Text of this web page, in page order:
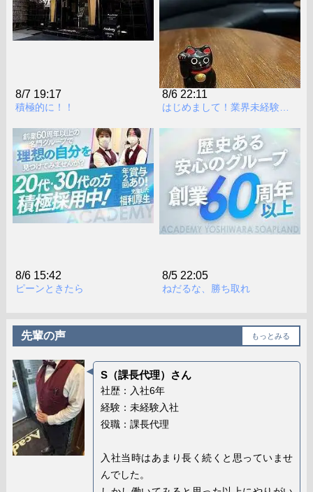
8/7 19:17
積極的に！！
8/6 22:11
8/6 15:42
ピーンときたら
8/5 22:05
ねだるな、勝ち取れ
先輩の声 もっとみる
S（課長代理）さん
社歴：入社6年
経験：未経験入社
役職：課長代理
入社当時はあまり長く続くと思っていませ
んでした。